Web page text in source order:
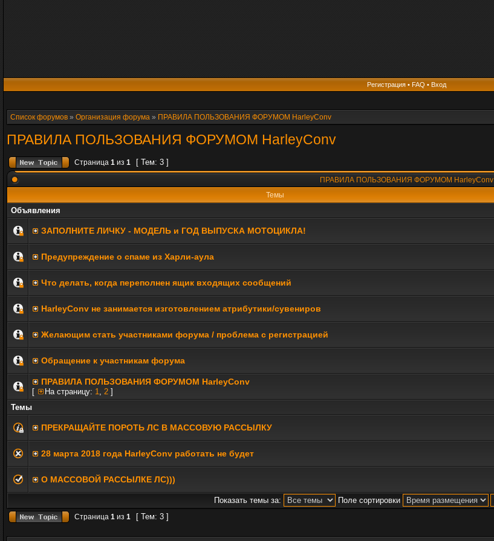
Регистрация• FAQ • Вход
Список форумов » Организация форума » ПРАВИЛА ПОЛЬЗОВАНИЯ ФОРУМОМ HarleyConv
ПРАВИЛА ПОЛЬЗОВАНИЯ ФОРУМОМ HarleyConv
Страница 1 из 1 [ Тем: 3 ]
ПРАВИЛА ПОЛЬЗОВАНИЯ ФОРУМОМ HarleyConv
Темы
Объявления
ЗАПОЛНИТE ЛИЧКУ - МОДЕЛЬ и ГОД ВЫПУСКА МОТОЦИКЛА!
Предупреждение о спаме из Харли-аула
Что делать, когда переполнен ящик входящих сообщений
HarleyConv не занимается изготовлением атрибутики/сувениров
Желающим стать участниками форума / проблема с регистрацией
Обращение к участникам форума
ПРАВИЛА ПОЛЬЗОВАНИЯ ФОРУМОМ HarleyConv
[ На страницу: 1, 2 ]
Темы
ПРЕКРАЩАЙТЕ ПОРОТЬ ЛС В МАССОВУЮ РАССЫЛКУ
28 марта 2018 года HarleyConv работать не будет
О МАССОВОЙ РАССЫЛКЕ ЛС)))
Показать темы за:
Поле сортировки
Страница 1 из 1 [ Тем: 3 ]